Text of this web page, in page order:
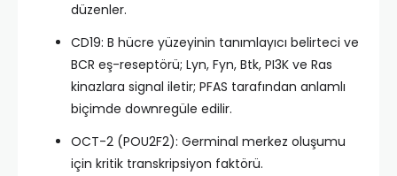
düzenler.​
CD19: B hücre yüzeyinin tanımlayıcı belirteci ve
BCR eş-reseptörü; Lyn, Fyn, Btk, PI3K ve Ras
kinazlara signal iletir; PFAS tarafından anlamlı
biçimde downregüle edilir.​
OCT-2 (POU2F2): Germinal merkez oluşumu
için kritik transkripsiyon faktörü.​